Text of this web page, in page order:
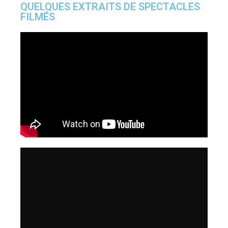
QUELQUES EXTRAITS DE SPECTACLES
FILMÉS